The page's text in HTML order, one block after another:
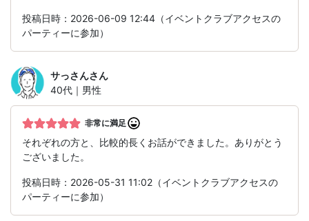
投稿日時：2026-06-09 12:44（イベントクラブアクセスの
パーティーに参加）
サっさんさん
40代｜男性
非常に満足
それぞれの方と、比較的長くお話ができました。ありがとう
ございました。
投稿日時：2026-05-31 11:02（イベントクラブアクセスの
パーティーに参加）